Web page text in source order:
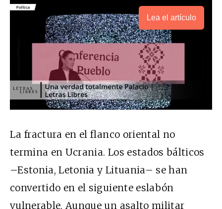
Lea el artículo
La fractura en el flanco oriental no
termina en Ucrania. Los estados bálticos
–Estonia, Letonia y Lituania– se han
convertido en el siguiente eslabón
vulnerable. Aunque un asalto militar